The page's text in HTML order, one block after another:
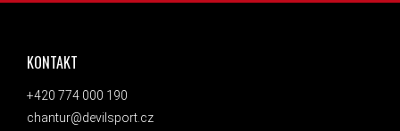
ZÁPATÍ
KONTAKT
+420 774 000 190
chantur@devilsport.cz